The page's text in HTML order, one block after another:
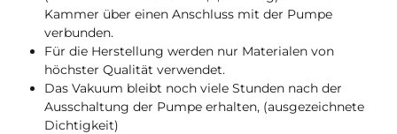
Kammer über einen Anschluss mit der Pumpe
verbunden.
Für die Herstellung werden nur Materialen von
höchster Qualität verwendet.
Das Vakuum bleibt noch viele Stunden nach der
Ausschaltung der Pumpe erhalten, (ausgezeichnete
Dichtigkeit)